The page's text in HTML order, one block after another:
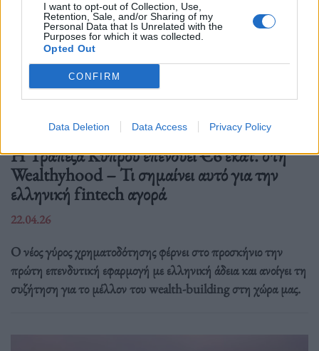
I want to opt-out of Collection, Use,
Retention, Sale, and/or Sharing of my
Personal Data that Is Unrelated with the
Purposes for which it was collected.
Opted Out
CONFIRM
Data Deletion Data Access Privacy Policy
Οικονομία
Η Τράπεζα Κύπρου επενδύει €6 εκατ. στη
Wealthyhood – Τι σημαίνει αυτό για την
ελληνική fintech αγορά
22.04.26
Ο νέος γύρος χρηματοδότησης φέρνει στο προσκήνιο την
πρώτη επενδυτική εφαρμογή με ελληνική άδεια και ανοίγει τη
συζήτηση για το μέλλον του wealth-building στη χώρα μας.